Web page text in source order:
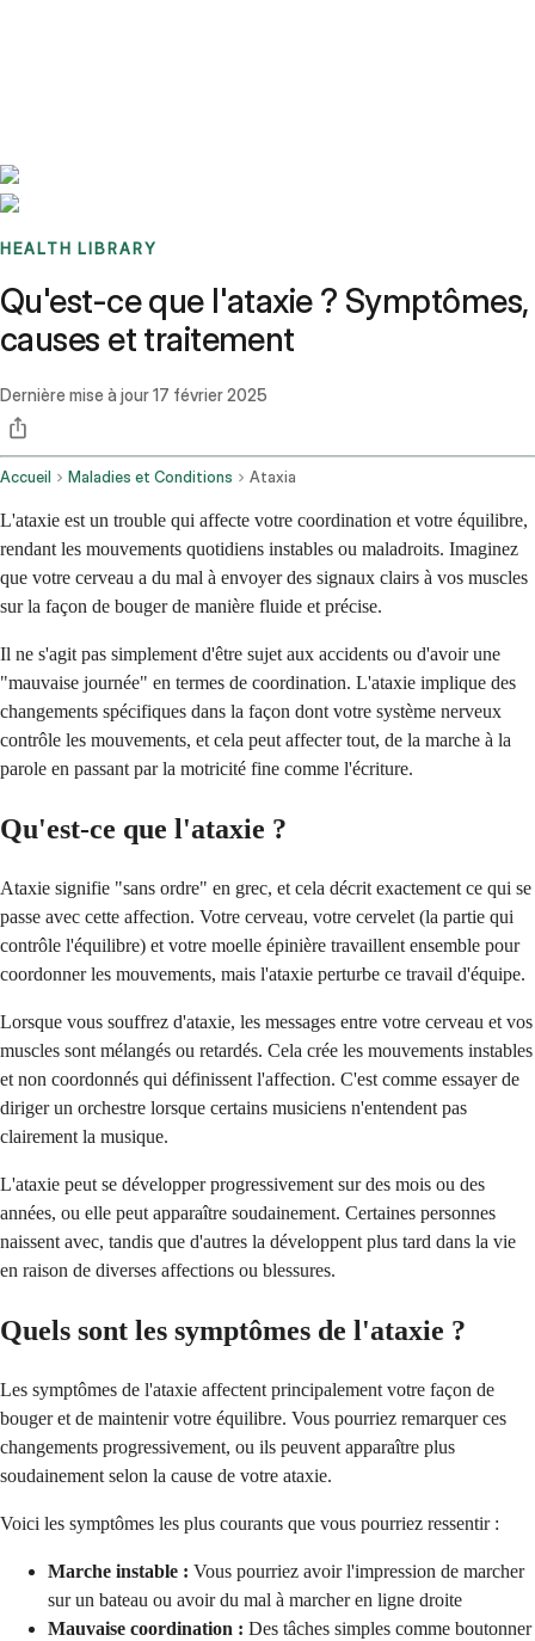
HEALTH LIBRARY
Qu'est-ce que l'ataxie ? Symptômes,
causes et traitement
Dernière mise à jour17 février 2025
Accueil Maladies et Conditions Ataxia
L'ataxie est un trouble qui affecte votre coordination et votre équilibre,
rendant les mouvements quotidiens instables ou maladroits. Imaginez
que votre cerveau a du mal à envoyer des signaux clairs à vos muscles
sur la façon de bouger de manière fluide et précise.
Il ne s'agit pas simplement d'être sujet aux accidents ou d'avoir une
"mauvaise journée" en termes de coordination. L'ataxie implique des
changements spécifiques dans la façon dont votre système nerveux
contrôle les mouvements, et cela peut affecter tout, de la marche à la
parole en passant par la motricité fine comme l'écriture.
Qu'est-ce que l'ataxie ?
Ataxie signifie "sans ordre" en grec, et cela décrit exactement ce qui se
passe avec cette affection. Votre cerveau, votre cervelet (la partie qui
contrôle l'équilibre) et votre moelle épinière travaillent ensemble pour
coordonner les mouvements, mais l'ataxie perturbe ce travail d'équipe.
Lorsque vous souffrez d'ataxie, les messages entre votre cerveau et vos
muscles sont mélangés ou retardés. Cela crée les mouvements instables
et non coordonnés qui définissent l'affection. C'est comme essayer de
diriger un orchestre lorsque certains musiciens n'entendent pas
clairement la musique.
L'ataxie peut se développer progressivement sur des mois ou des
années, ou elle peut apparaître soudainement. Certaines personnes
naissent avec, tandis que d'autres la développent plus tard dans la vie
en raison de diverses affections ou blessures.
Quels sont les symptômes de l'ataxie ?
Les symptômes de l'ataxie affectent principalement votre façon de
bouger et de maintenir votre équilibre. Vous pourriez remarquer ces
changements progressivement, ou ils peuvent apparaître plus
soudainement selon la cause de votre ataxie.
Voici les symptômes les plus courants que vous pourriez ressentir :
Marche instable : Vous pourriez avoir l'impression de marcher
sur un bateau ou avoir du mal à marcher en ligne droite
Mauvaise coordination : Des tâches simples comme boutonner